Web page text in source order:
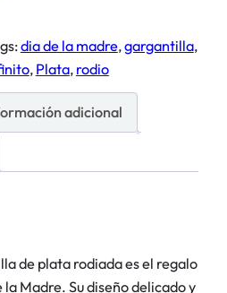
dia de la madre, gargantilla ,
, Plata, rodio
adicional
de plata rodiada es el regalo
Madre. Su diseño delicado y